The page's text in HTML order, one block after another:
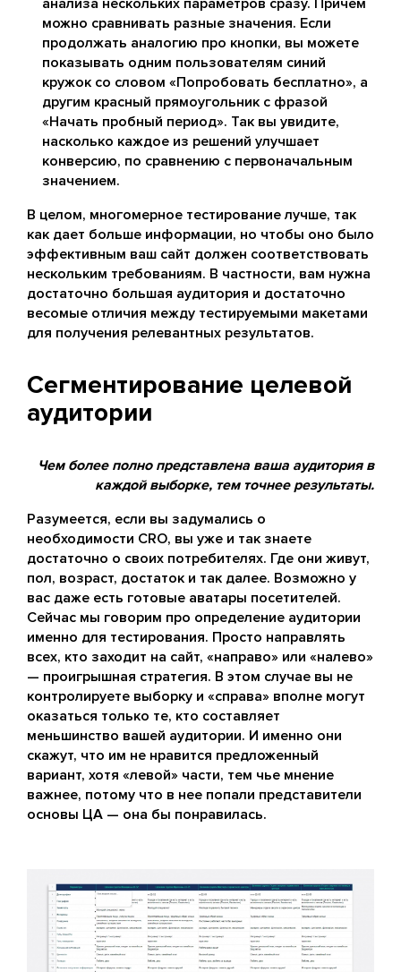
анализа нескольких параметров сразу. Причем
можно сравнивать разные значения. Если
продолжать аналогию про кнопки, вы можете
показывать одним пользователям синий
кружок со словом «Попробовать бесплатно», а
другим красный прямоугольник с фразой
«Начать пробный период». Так вы увидите,
насколько каждое из решений улучшает
конверсию, по сравнению с первоначальным
значением.
В целом, многомерное тестирование лучше, так
как дает больше информации, но чтобы оно было
эффективным ваш сайт должен соответствовать
нескольким требованиям. В частности, вам нужна
достаточно большая аудитория и достаточно
весомые отличия между тестируемыми макетами
для получения релевантных результатов.
Сегментирование целевой
аудитории
Чем более полно представлена ваша аудитория в
каждой выборке, тем точнее результаты.
Разумеется, если вы задумались о
необходимости CRO, вы уже и так знаете
достаточно о своих потребителях. Где они живут,
пол, возраст, достаток и так далее. Возможно у
вас даже есть готовые аватары посетителей.
Сейчас мы говорим про определение аудитории
именно для тестирования. Просто направлять
всех, кто заходит на сайт, «направо» или «налево»
— проигрышная стратегия. В этом случае вы не
контролируете выборку и «справа» вполне могут
оказаться только те, кто составляет
меньшинство вашей аудитории. И именно они
скажут, что им не нравится предложенный
вариант, хотя «левой» части, тем чье мнение
важнее, потому что в нее попали представители
основы ЦА — она бы понравилась.